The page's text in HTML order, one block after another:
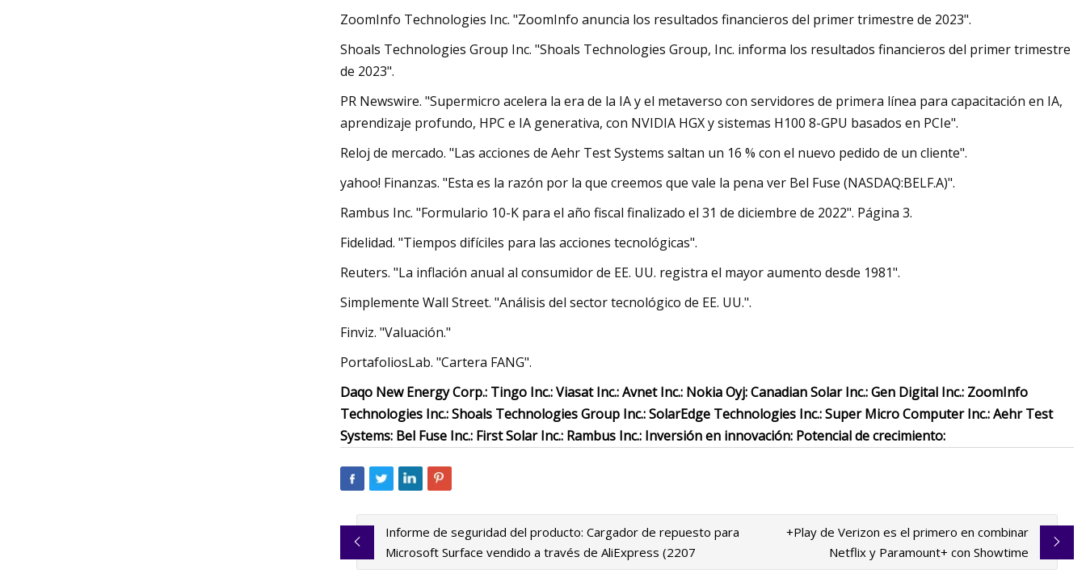
ZoomInfo Technologies Inc. "ZoomInfo anuncia los resultados financieros del primer trimestre de 2023".
Shoals Technologies Group Inc. "Shoals Technologies Group, Inc. informa los resultados financieros del primer trimestre
de 2023".
PR Newswire. "Supermicro acelera la era de la IA y el metaverso con servidores de primera línea para capacitación en IA,
aprendizaje profundo, HPC e IA generativa, con NVIDIA HGX y sistemas H100 8-GPU basados ​​en PCIe".
Reloj de mercado. "Las acciones de Aehr Test Systems saltan un 16 % con el nuevo pedido de un cliente".
yahoo! Finanzas. "Esta es la razón por la que creemos que vale la pena ver Bel Fuse (NASDAQ:BELF.A)".
Rambus Inc. "Formulario 10-K para el año fiscal finalizado el 31 de diciembre de 2022". Página 3.
Fidelidad. "Tiempos difíciles para las acciones tecnológicas".
Reuters. "La inflación anual al consumidor de EE. UU. registra el mayor aumento desde 1981".
Simplemente Wall Street. "Análisis del sector tecnológico de EE. UU.".
Finviz. "Valuación."
PortafoliosLab. "Cartera FANG".
Daqo New Energy Corp.: Tingo Inc.: Viasat Inc.: Avnet Inc.: Nokia Oyj: Canadian Solar Inc.: Gen Digital Inc.: ZoomInfo
Technologies Inc.: Shoals Technologies Group Inc.: SolarEdge Technologies Inc.: Super Micro Computer Inc.: Aehr Test
Systems: Bel Fuse Inc.: First Solar Inc.: Rambus Inc.: Inversión en innovación: Potencial de crecimiento:
Informe de seguridad del producto: Cargador de repuesto para
Microsoft Surface vendido a través de AliExpress (2207
+Play de Verizon es el primero en combinar
Netflix y Paramount+ con Showtime